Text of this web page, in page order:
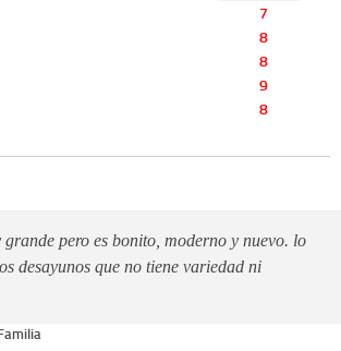
7
8
8
9
8
pero es bonito, moderno y nuevo. lo
desayunos que no tiene variedad ni